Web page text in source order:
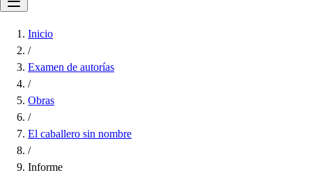
Inicio
/
Examen de autorías
/
Obras
/
El caballero sin nombre
/
Informe